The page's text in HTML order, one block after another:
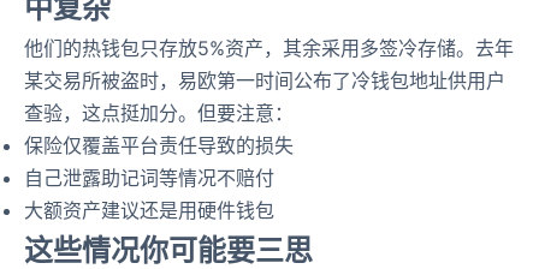
中复杂
他们的热钱包只存放5%资产，其余采用多签冷存储。去年
某交易所被盗时，易欧第一时间公布了冷钱包地址供用户
查验，这点挺加分。但要注意：
保险仅覆盖平台责任导致的损失
自己泄露助记词等情况不赔付
大额资产建议还是用硬件钱包
这些情况你可能要三思